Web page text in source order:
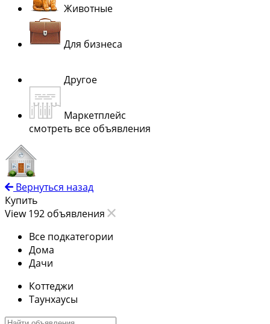
Животные
Для бизнеса
Другое
Маркетплейс
смотреть все объявления
Вернуться назад
Купить
View 192 объявления
Все подкатегории
Дома
Дачи
Коттеджи
Таунхаусы